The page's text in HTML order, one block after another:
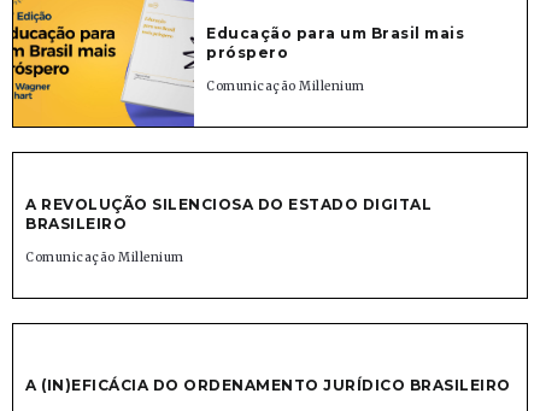
Educação para um Brasil mais
próspero
Comunicação Millenium
A REVOLUÇÃO SILENCIOSA DO ESTADO DIGITAL
BRASILEIRO
Comunicação Millenium
A (IN)EFICÁCIA DO ORDENAMENTO JURÍDICO BRASILEIRO